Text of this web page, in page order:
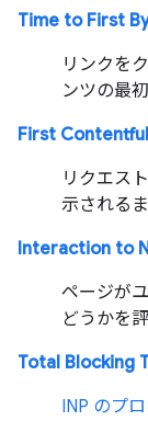
Time to First
リンクを
ンツの最
First Contentful
リクエス
示される
Interaction to
ページが
どうかを
Total Blocking
INP のプ